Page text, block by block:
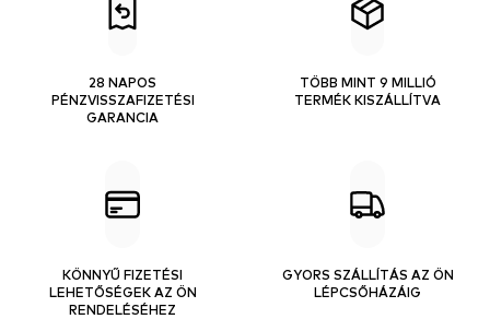
28 NAPOS
PÉNZVISSZAFIZETÉSI
GARANCIA
TÖBB MINT 9 MILLIÓ
TERMÉK KISZÁLLÍTVA
KÖNNYŰ FIZETÉSI
LEHETŐSÉGEK AZ ÖN
RENDELÉSÉHEZ
GYORS SZÁLLÍTÁS AZ ÖN
LÉPCSŐHÁZÁIG